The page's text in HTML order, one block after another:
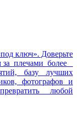
ключ». Доверьте
за плечами более
базу лучших
фотографов и
любой